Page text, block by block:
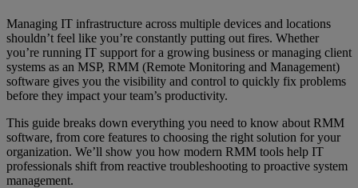
Managing IT infrastructure across multiple devices and locations
shouldn’t feel like you’re constantly putting out fires. Whether
you’re running IT support for a growing business or managing client
systems as an MSP, RMM (Remote Monitoring and Management)
software gives you the visibility and control to quickly fix problems
before they impact your team’s productivity.
This guide breaks down everything you need to know about RMM
software, from core features to choosing the right solution for your
organization. We’ll show you how modern RMM tools help IT
professionals shift from reactive troubleshooting to proactive system
management.